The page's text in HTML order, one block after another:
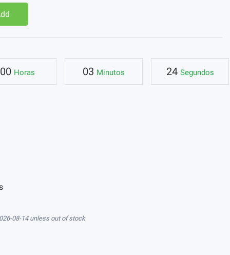
00 Horas 03 Minutos 23 Segundos
08-14 unless out of stock